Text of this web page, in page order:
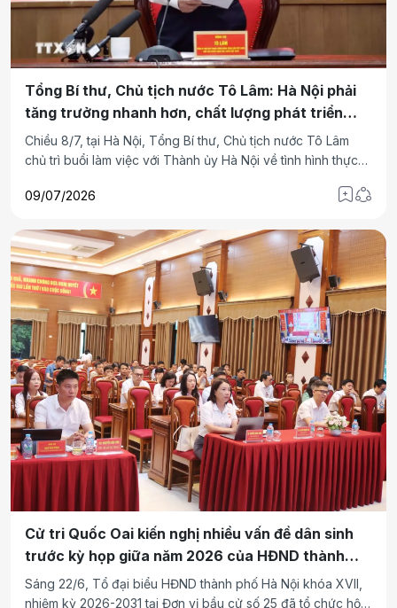
Tổng Bí thư, Chủ tịch nước Tô Lâm: Hà Nội phải
tăng trưởng nhanh hơn, chất lượng phát triển
phải tốt hơn
Chiều 8/7, tại Hà Nội, Tổng Bí thư, Chủ tịch nước Tô Lâm
chủ trì buổi làm việc với Thành ủy Hà Nội về tình hình thực
pháp nhằm bảo đảm thực hiện thắng lợi nhiệm vụ năm 2026
thực hiện Nghị quyết số 02-NQ/TW, ngày 17/3/2026 của Bộ
Chính trị về xây dựng và phát triển Thủ đô Hà Nội trong kỷ
nguyên mới.
09/07/2026
Cử tri Quốc Oai kiến nghị nhiều vấn đề dân sinh
trước kỳ họp giữa năm 2026 của HĐND thành
phố Hà Nội
Sáng 22/6, Tổ đại biểu HĐND thành phố Hà Nội khóa XVII,
nhiệm kỳ 2026-2031 tại Đơn vị bầu cử số 25 đã tổ chức hội